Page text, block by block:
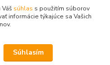
cookies.
súhlas s použitím súborov
informácie týkajúce sa Vašich
Súhlasím